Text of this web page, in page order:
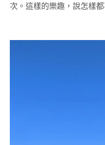
次。這樣的樂趣，說怎樣